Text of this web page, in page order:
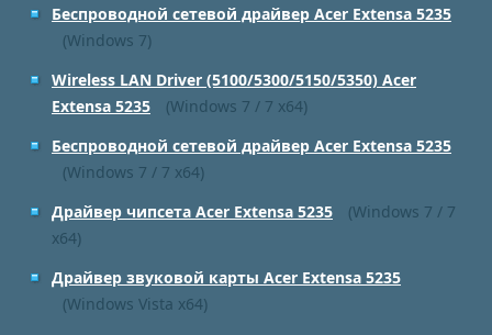
Беспроводной сетевой драйвер Acer Extensa 5235
(Windows 7)
Wireless LAN Driver (5100/5300/5150/5350) Acer
Extensa 5235
(Windows 7 / 7 x64)
Беспроводной сетевой драйвер Acer Extensa 5235
(Windows 7 / 7 x64)
Драйвер чипсета Acer Extensa 5235
(Windows 7 / 7
x64)
Драйвер звуковой карты Acer Extensa 5235
(Windows Vista x64)